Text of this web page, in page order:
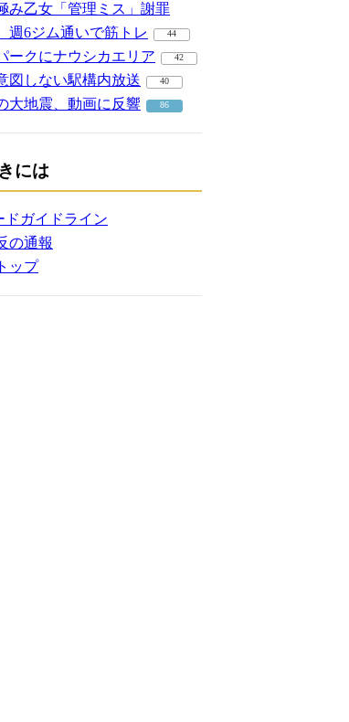
み乙女「管理ミス」謝罪
週6ジム通いで筋トレ
44
ークにナウシカエリア 42
図しない駅構内放送 40
大地震、動画に反響 86
には
ドガイドライン
の通報
ップ